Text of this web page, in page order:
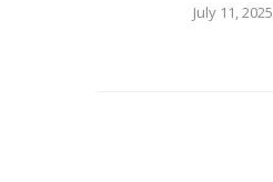
July 11, 2025